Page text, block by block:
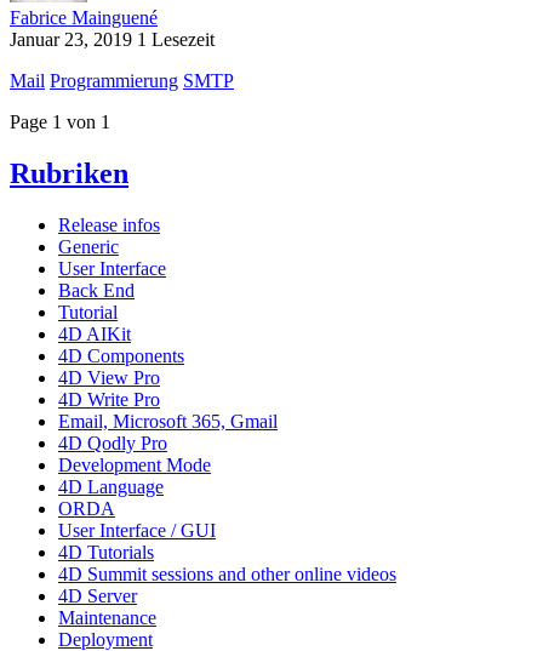
Fabrice Mainguené
Januar 23, 2019 1 Lesezeit
Mail Programmierung SMTP
Page 1 von 1
Rubriken
Release infos
Generic
User Interface
Back End
Tutorial
4D AIKit
4D Components
4D View Pro
4D Write Pro
Email, Microsoft 365, Gmail
4D Qodly Pro
Development Mode
4D Language
ORDA
User Interface / GUI
4D Tutorials
4D Summit sessions and other online videos
4D Server
Maintenance
Deployment